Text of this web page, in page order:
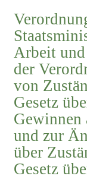
Arbeit
der
von
Gesetz
Gewinnen
und zur
über
Gesetz